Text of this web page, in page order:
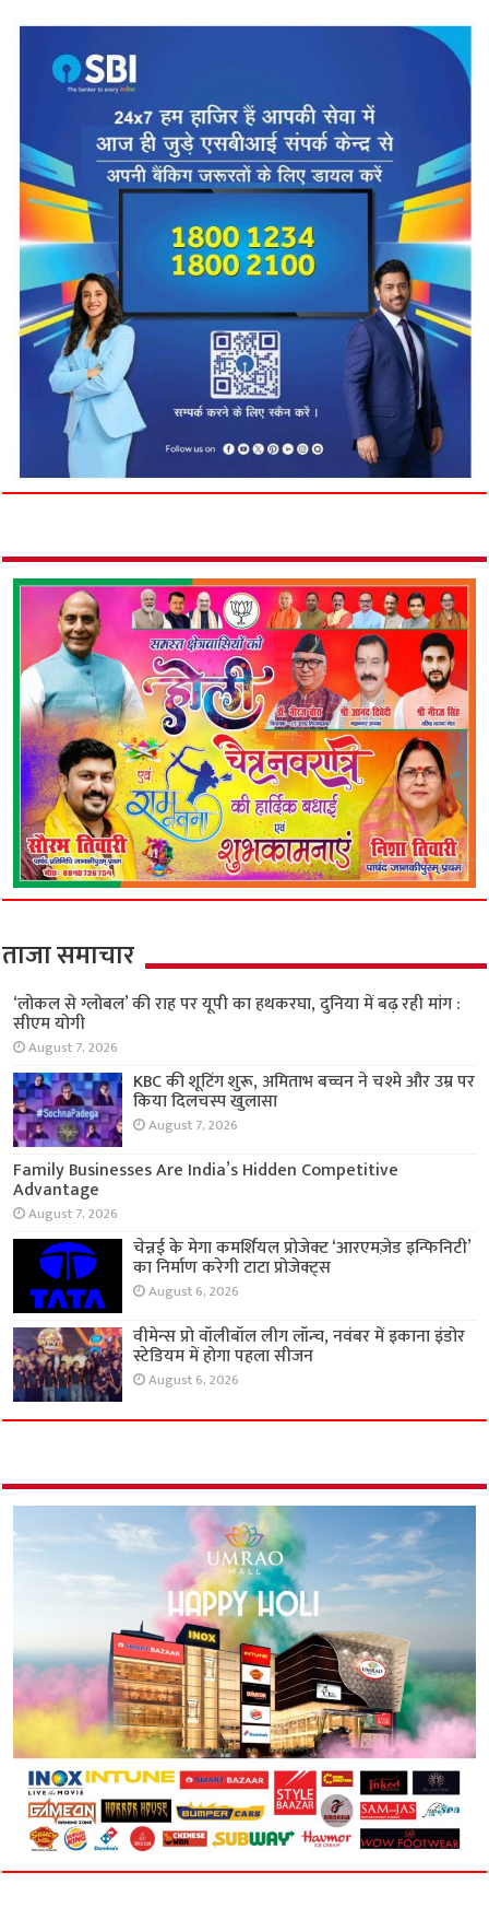
ताजा समाचार
‘लोकल से ग्लोबल’ की राह पर यूपी का हथकरघा, दुनिया में बढ़ रही मांग :
सीएम योगी
August 7, 2026
KBC की शूटिंग शुरू, अमिताभ बच्चन ने चश्मे और उम्र पर
किया दिलचस्प खुलासा
August 7, 2026
Family Businesses Are India’s Hidden Competitive
Advantage
August 7, 2026
चेन्नई के मेगा कमर्शियल प्रोजेक्ट ‘आरएमज़ेड इन्फिनिटी’
का निर्माण करेगी टाटा प्रोजेक्ट्स
August 6, 2026
वीमेन्स प्रो वॉलीबॉल लीग लॉन्च, नवंबर में इकाना इंडोर
स्टेडियम में होगा पहला सीजन
August 6, 2026